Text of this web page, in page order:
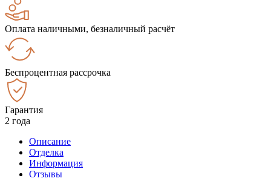
Оплата наличными, безналичный расчёт
Беспроцентная рассрочка
Гарантия
2 года
Описание
Отделка
Информация
Отзывы